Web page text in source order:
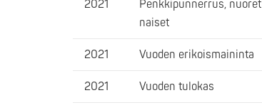
2021
Penkkipunnerrus, nuoret
naiset
2021 Vuoden erikoismaininta
2021 Vuoden tulokas